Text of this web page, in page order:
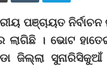
ପଞ୍ଚାୟତ ନିର୍ବାଚନ
। ଭୋଟ
ଜିଲ୍ଲା ସୁନାରିସିକୁଆଁ